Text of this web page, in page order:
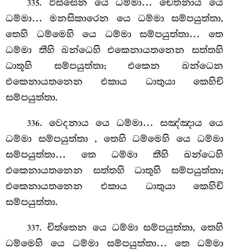
335. ඵස්සෙන යෙ ධම්මා… චෙතනාය යෙ
ධම්මා… මනසිකාරෙන යෙ ධම්මා සම්පයුත්තා,
තෙහි ධම්මෙහි යෙ ධම්මා සම්පයුත්තා… තෙ
ධම්මා තීහි ඛන්ධෙහි එකෙනායතනෙන සත්තහි
ධාතූහි සම්පයුත්තා; එකෙන ඛන්ධෙන
එකෙනායතනෙන එකාය ධාතුයා කෙහිචි
සම්පයුත්තා.
336. වෙදනාය යෙ ධම්මා… සඤ්ඤාය යෙ
ධම්මා සම්පයුත්තා , තෙහි ධම්මෙහි යෙ ධම්මා
සම්පයුත්තා… තෙ ධම්මා තීහි ඛන්ධෙහි
එකෙනායතනෙන සත්තහි ධාතූහි සම්පයුත්තා;
එකෙනායතනෙන එකාය ධාතුයා කෙහිචි
සම්පයුත්තා.
337. චිත්තෙන යෙ ධම්මා සම්පයුත්තා, තෙහි
ධම්මෙහි යෙ ධම්මා සම්පයුත්තා… තෙ ධම්මා